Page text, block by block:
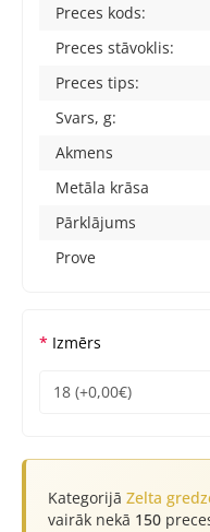
Preces kods:
Preces stāvoklis:
Preces tips:
Svars, g:
Akmens
Metāla krāsa
Pārklājums
Prove
Izmērs
Kategorijā Zelta
vairāk nekā 150